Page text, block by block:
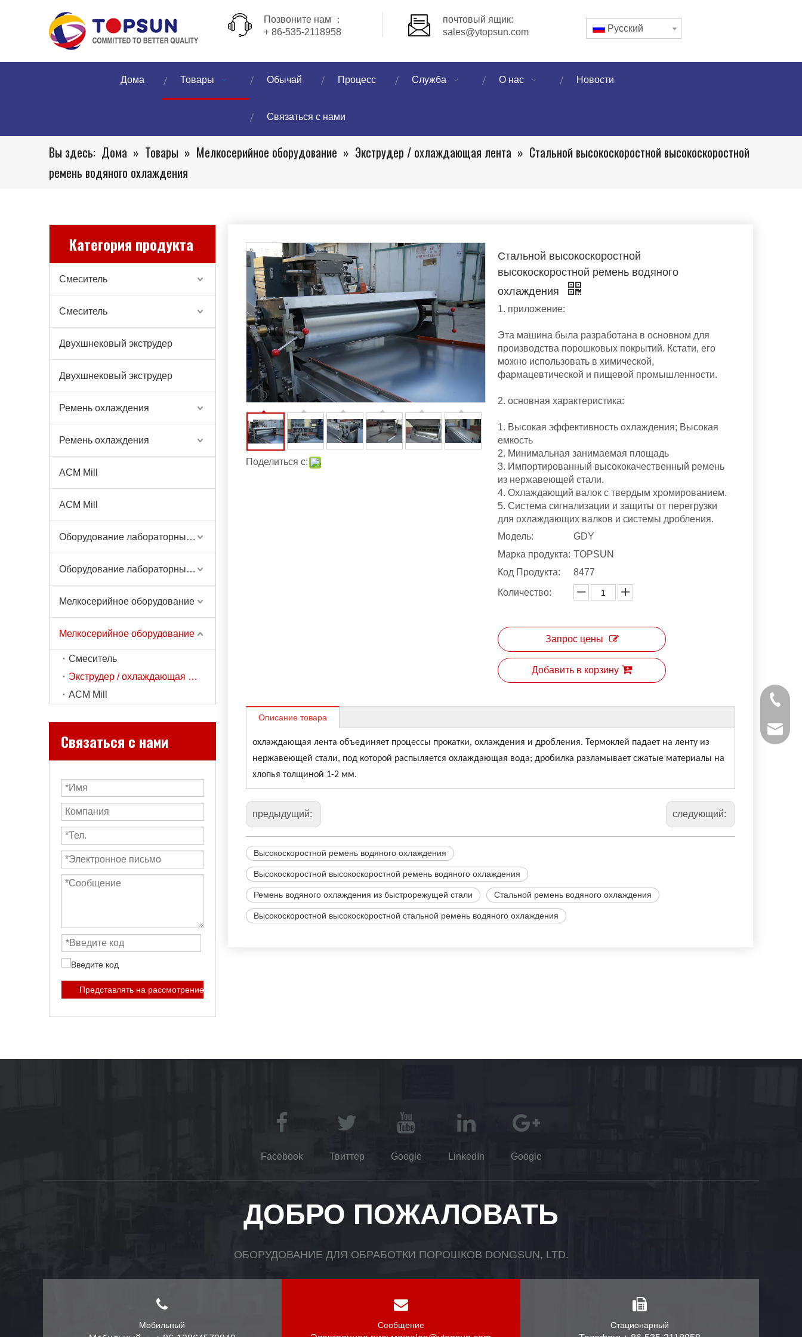
Позвоните нам ：
+ 86-535-2118958
почтовый ящик:
sales@ytopsun.com
Pусский
Дома Товары Обычай Процесс Служба О нас Новости
Связаться с нами
Вы здесь: Дома » Товары » Мелкосерийное оборудование » Экструдер / охлаждающая лента » Стальной высокоскоростной высокоскоростной
ремень водяного охлаждения
Категория продукта
Смеситель
Смеситель
Двухшнековый экструдер
Двухшнековый экструдер
Ремень охлаждения
Ремень охлаждения
ACM Mill
ACM Mill
Оборудование лабораторных весов
Оборудование лабораторных весов
Мелкосерийное оборудование
Мелкосерийное оборудование
Смеситель
Экструдер / охлаждающая лента
ACM Mill
Связаться с нами
Представлять на рассмотрение
Поделиться с:
Стальной высокоскоростной
высокоскоростной ремень водяного
охлаждения
1. приложение:
Эта машина была разработана в основном для
производства порошковых покрытий. Кстати, его
можно использовать в химической,
фармацевтической и пищевой промышленности.
2. основная характеристика:
1. Высокая эффективность охлаждения; Высокая
емкость
2. Минимальная занимаемая площадь
3. Импортированный высококачественный ремень
из нержавеющей стали.
4. Охлаждающий валок с твердым хромированием.
5. Система сигнализации и защиты от перегрузки
для охлаждающих валков и системы дробления.
Модель:
GDY
Марка продукта: TOPSUN
Код Продукта:
8477
Количество:
Запрос цены
Добавить в корзину
Описание товара
охлаждающая лента объединяет процессы прокатки, охлаждения и дробления. Термоклей падает на ленту из
нержавеющей стали, под которой распыляется охлаждающая вода; дробилка разламывает сжатые материалы на
хлопья толщиной 1-2 мм.
предыдущий: следующий:
Высокоскоростной ремень водяного охлаждения
Высокоскоростной высокоскоростной ремень водяного охлаждения
Ремень водяного охлаждения из быстрорежущей стали Стальной ремень водяного охлаждения
Высокоскоростной высокоскоростной стальной ремень водяного охлаждения
Facebook Твиттер Google LinkedIn Google
ДОБРО ПОЖАЛОВАТЬ
ОБОРУДОВАНИЕ ДЛЯ ОБРАБОТКИ ПОРОШКОВ DONGSUN, LTD.
Мобильный Сообщение Стационарный
+ 86-